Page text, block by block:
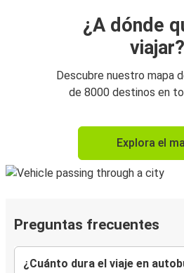
¿A dónde
viajar?
Descubre nuestro mapa
de 8000 destinos en
Explora el
Preguntas frecuentes
¿Cuánto dura el viaje en